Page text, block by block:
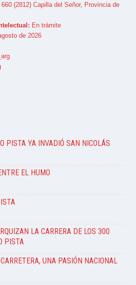
(2812) Capilla del Señor, Provincia de
En trámite
de 2026
PISTA YA INVADIÓ SAN NICOLÁS
EL HUMO
LA CARRERA DE LOS 300
PISTA
UNA PASIÓN NACIONAL